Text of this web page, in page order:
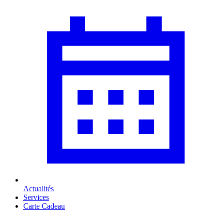
Actualités
Services
Carte Cadeau